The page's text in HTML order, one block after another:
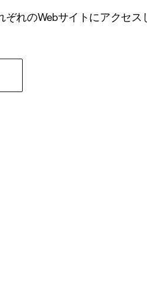
れのWebサイトにアクセ